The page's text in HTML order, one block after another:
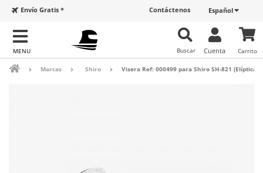
Español
Contáctenos
Envío Gratis *
Carrito
Cuenta
Buscar
Marcas Shiro Visera Ref: 000499 para Shiro SH-821 (Elíptica)